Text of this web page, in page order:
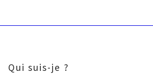
Qui suis-je ?